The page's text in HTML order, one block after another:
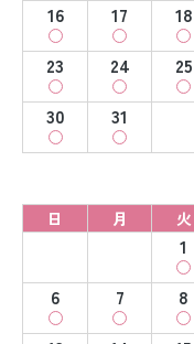
16
17 18
23
24 25
30
31
日 月 火
1
6
7 8